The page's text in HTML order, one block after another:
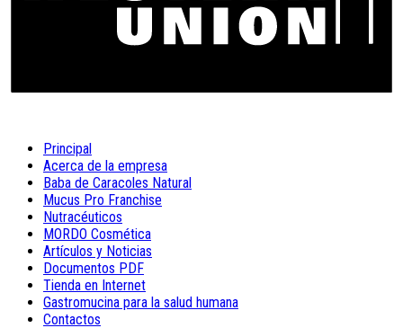
Principal
Acerca de la empresa
Baba de Caracoles Natural
Mucus Pro Franchise
Nutracéuticos
MORDO Cosmética
Artículos y Noticias
Documentos PDF
Tienda en Internet
Gastromucina para la salud humana
Contactos